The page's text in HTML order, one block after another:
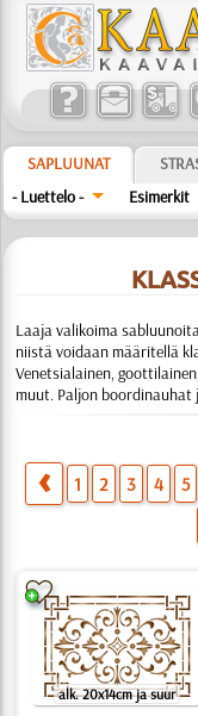
SAPLUUNAT
- Luettelo -
Esimerkit
Laaja valikoima
niistä voidaan määritellä
Venetsialainen,
muut. Paljon
1 2 3 4 5
alk. 20x14cm ja suur